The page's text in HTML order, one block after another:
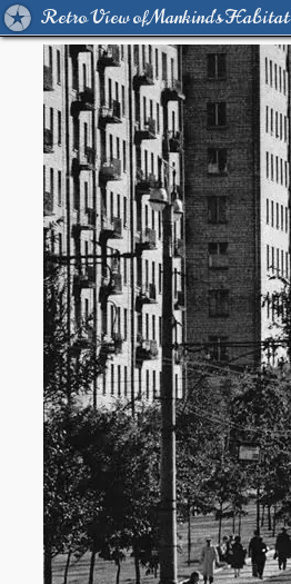
Retro View of Mankind's Habitat